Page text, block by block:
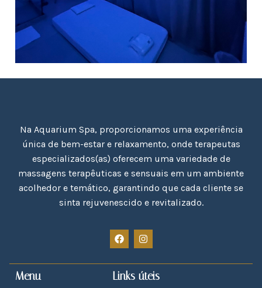
Na Aquarium Spa, proporcionamos uma experiência
única de bem-estar e relaxamento, onde terapeutas
especializados(as) oferecem uma variedade de
massagens terapêuticas e sensuais em um ambiente
acolhedor e temático, garantindo que cada cliente se